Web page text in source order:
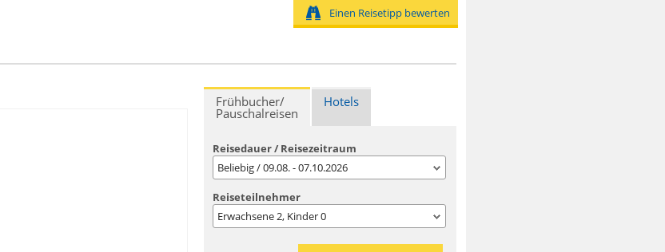
Einen Reisetipp bewerten
Frühbucher/
Pauschalreisen
Hotels
Reisedauer / Reisezeitraum
Beliebig / 09.08. - 07.10.2026
Reiseteilnehmer
Erwachsene2, Kinder0